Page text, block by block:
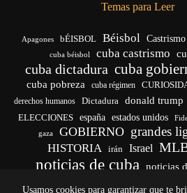
Usamos cookies para garantizar que te
Temas para Leer
Apagones bÉISBOL Béisbol Castrismo
cuba béisbol cuba castrismo
cuba dictadura cuba
cuba pobreza cuba régimen
derechos humanos Dictadura donald trump
ELECCIONES españa estados unidos
gaza GOBIERNO grandes
HISTORIA irán Israel
noticias de cuba
noticias